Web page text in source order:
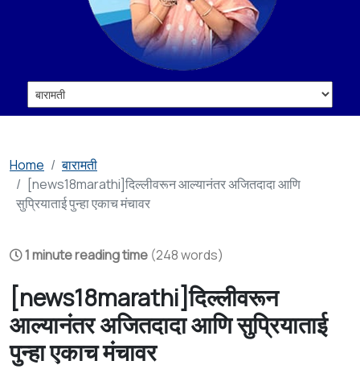
Home
बारामती
[news18marathi]दिल्लीवरून आल्यानंतर अजितदादा आणि
सुप्रियाताई पुन्हा एकाच मंचावर
1 minute reading time (248 words)
[news18marathi]दिल्लीवरून
आल्यानंतर अजितदादा आणि सुप्रियाताई
पुन्हा एकाच मंचावर